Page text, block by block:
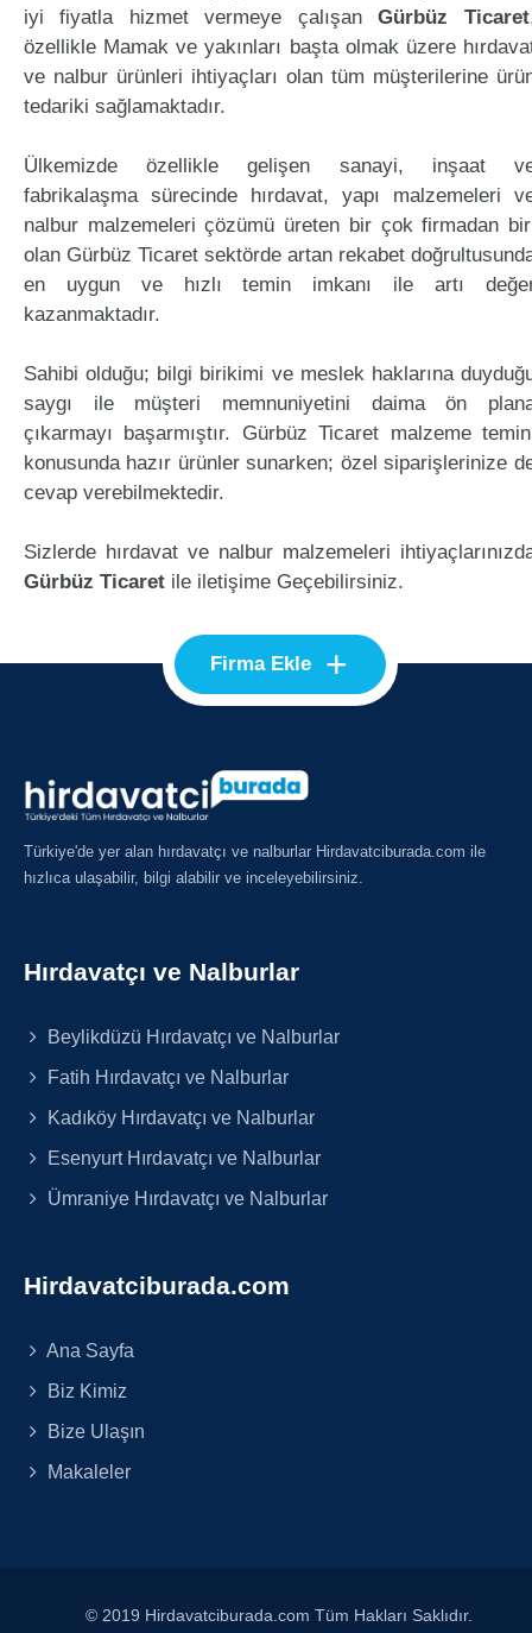
iyi fiyatla hizmet vermeye çalışanGürbüz Ticaret
özellikle Mamak ve yakınları başta olmak üzere
ve nalbur ürünleri ihtiyaçları olan tüm müşterilerine
tedariki sağlamaktadır.
Ülkemizde özellikle gelişen sanayi, inşaat
fabrikalaşma sürecinde hırdavat, yapı malzemeleri
nalbur malzemeleri çözümü üreten bir çok firmadan
olan Gürbüz Ticaret sektörde artan rekabet
en uygun ve hızlı temin imkanı ile artı
kazanmaktadır.
Sahibi olduğu; bilgi birikimi ve meslek haklarına
saygı ile müşteri memnuniyetini daima ön
çıkarmayı başarmıştır. Gürbüz Ticaret malzeme
konusunda hazır ürünler sunarken; özel siparişlerinize
cevap verebilmektedir.
Sizlerde hırdavat ve nalbur malzemeleri
Gürbüz Ticaret ile iletişime Geçebilirsiniz.
Firma Ekle +
Türkiye'de yer alan hırdavatçı ve nalburlar Hirdavatciburada.com ile
hızlıca ulaşabilir, bilgi alabilir ve inceleyebilirsiniz.
Hırdavatçı ve Nalburlar
Beylikdüzü Hırdavatçı ve Nalburlar
Fatih Hırdavatçı ve Nalburlar
Kadıköy Hırdavatçı ve Nalburlar
Esenyurt Hırdavatçı ve Nalburlar
Ümraniye Hırdavatçı ve Nalburlar
Hirdavatciburada.com
Ana Sayfa
Biz Kimiz
Bize Ulaşın
Makaleler
© 2019 Hirdavatciburada.com Tüm Hakları Saklıdır.